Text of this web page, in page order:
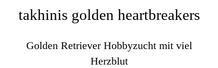
takhinis golden heartbreakers
Golden Retriever Hobbyzucht mit viel
Herzblut